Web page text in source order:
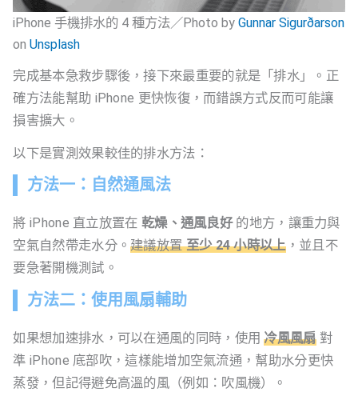
iPhone 手機排水的 4 種方法／Photo by Gunnar Sigurðarson
on Unsplash
完成基本急救步驟後，接下來最重要的就是「排水」。正
確方法能幫助 iPhone 更快恢復，而錯誤方式反而可能讓
損害擴大。
以下是實測效果較佳的排水方法：
方法一：自然通風法
將 iPhone 直立放置在 乾燥、通風良好的地方，讓重力與
空氣自然帶走水分。建議放置至少 24 小時以上，並且不
要急著開機測試。
方法二：使用風扇輔助
如果想加速排水，可以在通風的同時，使用冷風風扇對
準 iPhone 底部吹，這樣能增加空氣流通，幫助水分更快
蒸發，但記得避免高溫的風（例如：吹風機）。